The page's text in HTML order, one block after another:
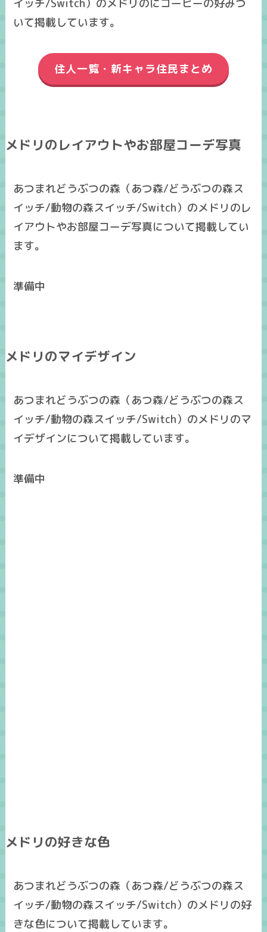
イッチ/Switch）のメドリのにコーヒーの好みつ
いて掲載しています。
住人一覧・新キャラ住民まとめ
メドリのレイアウトやお部屋コーデ写真
あつまれどうぶつの森（あつ森/どうぶつの森ス
イッチ/動物の森スイッチ/Switch）のメドリのレ
イアウトやお部屋コーデ写真について掲載してい
ます。
準備中
メドリのマイデザイン
あつまれどうぶつの森（あつ森/どうぶつの森ス
イッチ/動物の森スイッチ/Switch）のメドリのマ
イデザインについて掲載しています。
準備中
メドリの好きな色
あつまれどうぶつの森（あつ森/どうぶつの森ス
イッチ/動物の森スイッチ/Switch）のメドリの好
きな色について掲載しています。